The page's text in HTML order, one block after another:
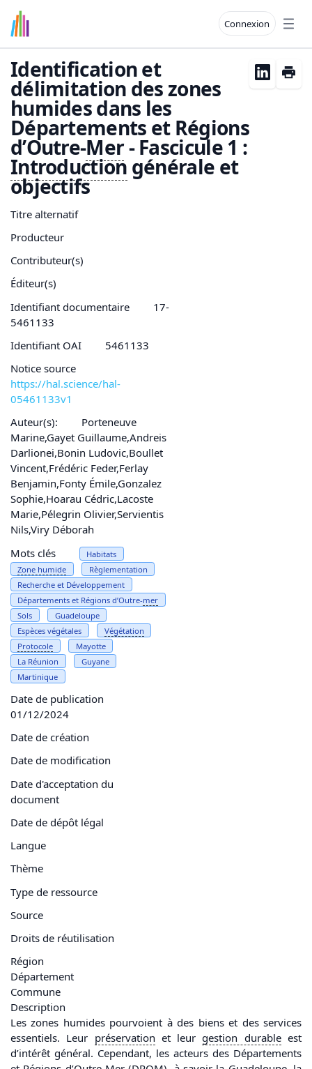
Connexion
Identification et
délimitation des zones
humides dans les
Départements et Régions
d’Outre-Mer- Fascicule 1 :
Introduction générale et
objectifs
Titre alternatif
Producteur
Contributeur(s)
Éditeur(s)
Identifiant documentaire
17-
5461133
Identifiant OAI
5461133
Notice source
https://hal.science/hal-
05461133v1
Auteur(s):
Porteneuve
Marine,Gayet Guillaume,Andreis
Darlionei,Bonin Ludovic,Boullet
Vincent,Frédéric Feder,Ferlay
Benjamin,Fonty Émile,Gonzalez
Sophie,Hoarau Cédric,Lacoste
Marie,Pélegrin Olivier,Servientis
Nils,Viry Déborah
Mots clés
Habitats
Zone humide
Règlementation
Recherche et Développement
Départements et Régions d’Outre-mer
Sols
Guadeloupe
Espèces végétales
Végétation
Protocole
Mayotte
La Réunion
Guyane
Martinique
Date de publication
01/12/2024
Date de création
Date de modification
Date d'acceptation du
document
Date de dépôt légal
Langue
Thème
Type de ressource
Source
Droits de réutilisation
Région
Département
Commune
Description
Les zones humides pourvoient à des biens et des services
essentiels. Leur préservation et leurgestion durableest
d’intérêt général. Cependant, les acteurs des Départements